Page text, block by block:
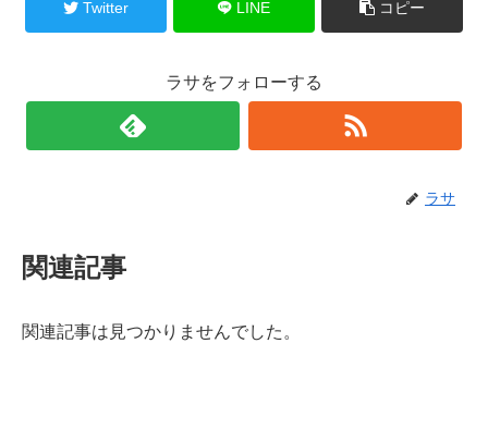
Twitter LINE コピー
ラサをフォローする
ラサ
関連記事
関連記事は見つかりませんでした。